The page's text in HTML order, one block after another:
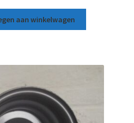
aan winkelwagen